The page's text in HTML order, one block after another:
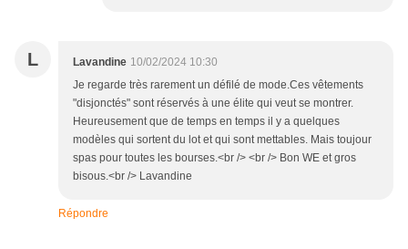
L Lavandine 10/02/2024 10:30
Je regarde très rarement un défilé de mode.Ces vêtements
"disjonctés" sont réservés à une élite qui veut se montrer.
Heureusement que de temps en temps il y a quelques
modèles qui sortent du lot et qui sont mettables. Mais toujour
spas pour toutes les bourses.<br /> <br /> Bon WE et gros
bisous.<br /> Lavandine
Répondre